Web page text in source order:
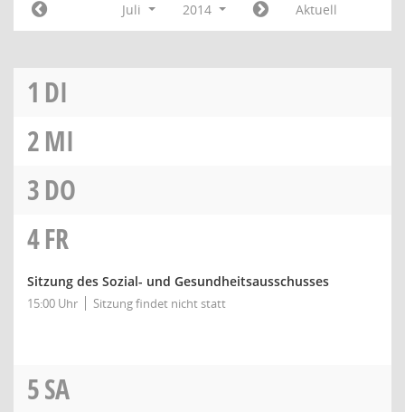
Juli 2014 Aktuell
1 DI
2MI
3DO
4FR
Sitzung des Sozial- und Gesundheitsausschusses
15:00 Uhr Sitzung findet nicht statt
5SA